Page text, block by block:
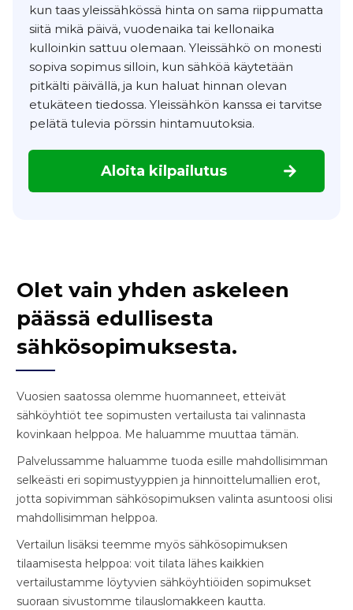
kun taas yleissähkössä hinta on sama riippumatta
siitä mikä päivä, vuodenaika tai kellonaika
kulloinkin sattuu olemaan. Yleissähkö on monesti
sopiva sopimus silloin, kun sähköä käytetään
pitkälti päivällä, ja kun haluat hinnan olevan
etukäteen tiedossa. Yleissähkön kanssa ei tarvitse
pelätä tulevia pörssin hintamuutoksia.
Aloita kilpailutus
Olet vain yhden askeleen
päässä edullisesta
sähkösopimuksesta.
Vuosien saatossa olemme huomanneet, etteivät
sähköyhtiöt tee sopimusten vertailusta tai valinnasta
kovinkaan helppoa. Me haluamme muuttaa tämän.
Palvelussamme haluamme tuoda esille mahdollisimman
selkeästi eri sopimustyyppien ja hinnoittelumallien erot,
jotta sopivimman sähkösopimuksen valinta asuntoosi olisi
mahdollisimman helppoa.
Vertailun lisäksi teemme myös sähkösopimuksen
tilaamisesta helppoa: voit tilata lähes kaikkien
vertailustamme löytyvien sähköyhtiöiden sopimukset
suoraan sivustomme tilauslomakkeen kautta.